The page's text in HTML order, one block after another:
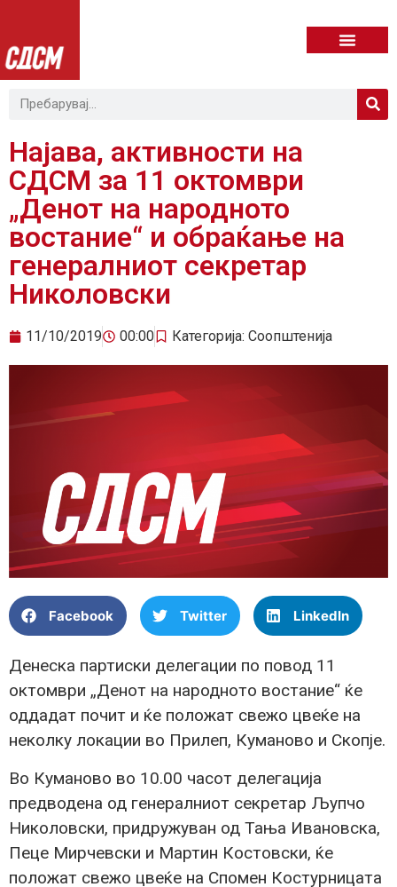
Најава, активности на
СДСМ за 11 октомври
„Денот на народното
востание“ и обраќање на
генералниот секретар
Николовски
11/10/2019 00:00 Категорија: Соопштенија
Facebook Twitter LinkedIn
Денеска партиски делегации по повод 11
октомври „Денот на народното востание“ ќе
оддадат почит и ќе положат свежо цвеќе на
неколку локации во Прилеп, Куманово и Скопје.
Во Куманово во 10.00 часот делегација
предводена од генералниот секретар Љупчо
Николовски, придружуван од Тања Ивановска,
Пеце Мирчевски и Мартин Костовски, ќе
положат свежо цвеќе на Спомен Костурницата